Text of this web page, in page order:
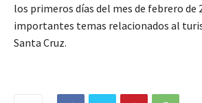
los primeros días del mes de febrero de
importantes temas relacionados al
Santa Cruz.